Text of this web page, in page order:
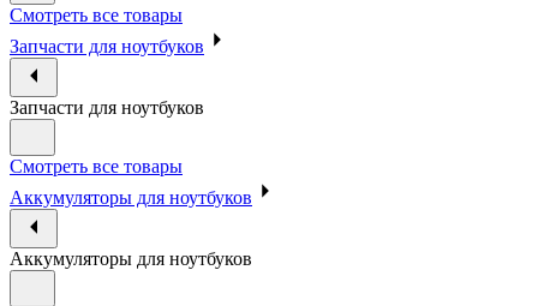
Смотреть все товары
Запчасти для ноутбуков
Запчасти для ноутбуков
Смотреть все товары
Аккумуляторы для ноутбуков
Аккумуляторы для ноутбуков